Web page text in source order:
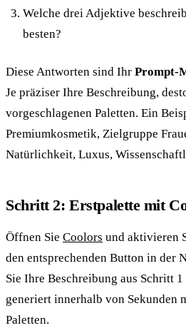
Welche drei Adjektive
besten?
Diese Antworten sind Ihr Prompt-
Je präziser Ihre Beschreibung,
vorgeschlagenen Paletten. Ein
Premiumkosmetik, Zielgruppe
Natürlichkeit, Luxus,
Schritt 2: Erstpalette mit
Öffnen Sie Coolors und aktivieren
den entsprechenden Button in der
Sie Ihre Beschreibung aus Schritt
generiert innerhalb von Sekunden
Paletten.